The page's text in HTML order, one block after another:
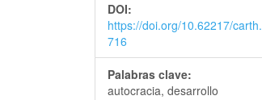
DOI:
https://doi.org/10.62217/carth.
716
Palabras clave:
autocracia, desarrollo